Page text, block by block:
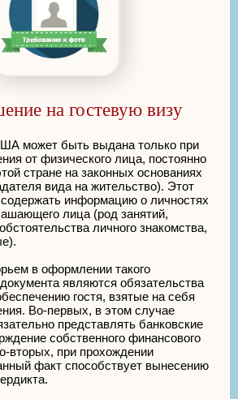
на гостевую визу
может быть выдана только при
от физического лица, постоянно
стране на законных основаниях
вида на жительство). Этот
информацию о личностях
лица (род занятий,
личного знакомства,
в оформлении такого
являются обязательства
гостя, взятые на себя
Во-первых, в этом случае
представлять банковские
собственного финансового
вторых, при прохождении
факт способствует вынесению